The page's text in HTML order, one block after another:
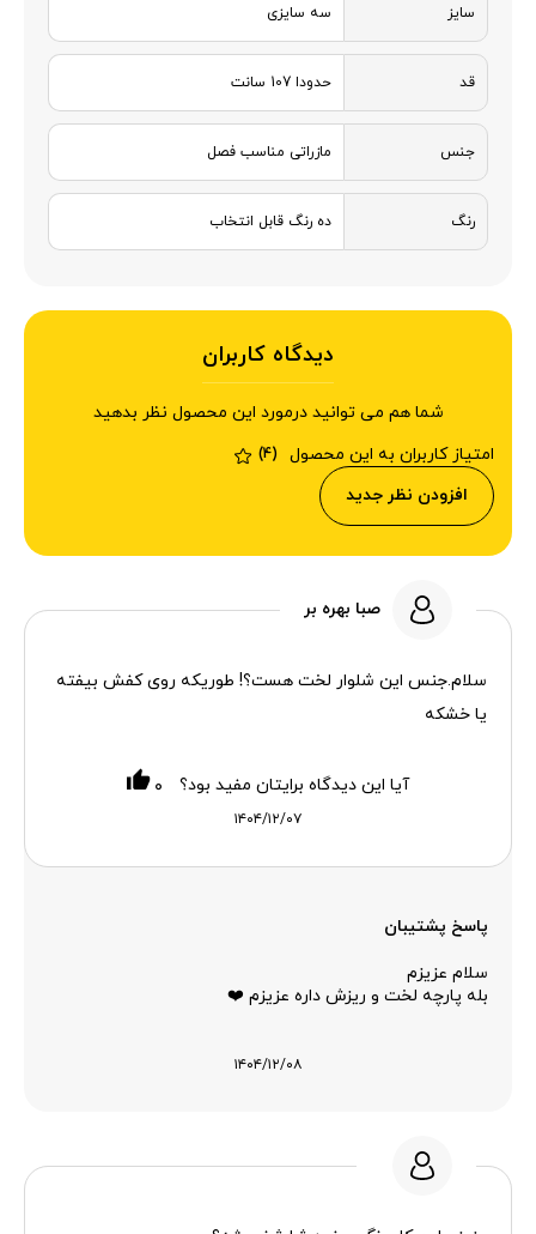
سایز سه سایزی
قد حدودا 107 سانت
جنس مازراتی مناسب فصل
رنگ ده رنگ قابل انتخاب
دیدگاه کاربران
شما هم می توانید درمورد این محصول نظر بدهید
امتیاز کاربران به این محصول
(4)
افزودن نظر جدید
صبا بهره بر
سلام.جنس این شلوار لخت هست؟! طوریکه روی کفش بیفته
یا خشکه
۱۴۰۴/۱۲/۰۷
آیا این دیدگاه برایتان مفید بود؟ ۰
پاسخ پشتیبان
سلام عزیزم
بله پارچه لخت و ریزش داره عزیزم ❤️
۱۴۰۴/۱۲/۰۸